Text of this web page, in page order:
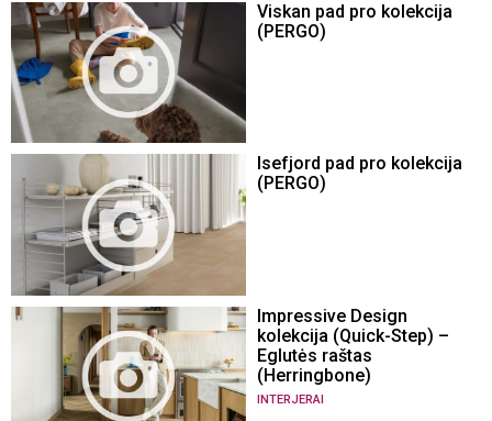
Viskan pad pro kolekcija
(PERGO)
Isefjord pad pro kolekcija
(PERGO)
Impressive Design
kolekcija (Quick-Step) –
Eglutės raštas
(Herringbone)
INTERJERAI